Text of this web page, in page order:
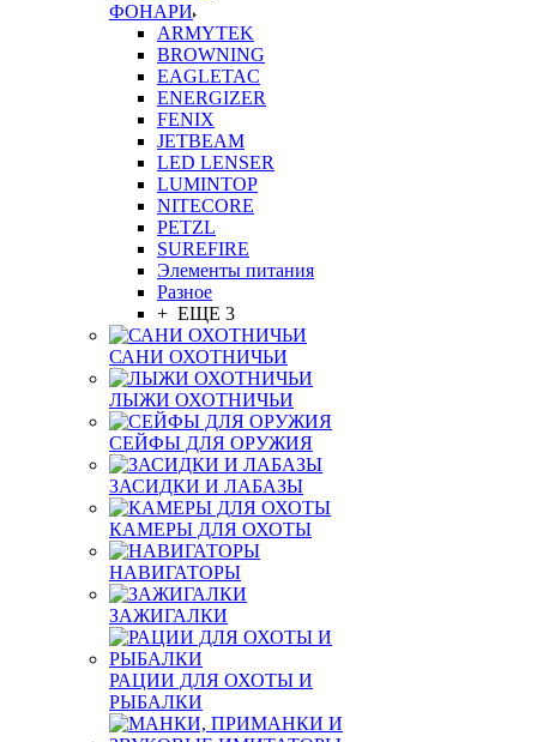
ФОНАРИ
ARMYTEK
BROWNING
EAGLETAC
ENERGIZER
FENIX
JETBEAM
LED LENSER
LUMINTOP
NITECORE
PETZL
SUREFIRE
Элементы питания
Разное
+ ЕЩЕ 3
САНИ ОХОТНИЧЬИ
ЛЫЖИ ОХОТНИЧЬИ
СЕЙФЫ ДЛЯ ОРУЖИЯ
ЗАСИДКИ И ЛАБАЗЫ
КАМЕРЫ ДЛЯ ОХОТЫ
НАВИГАТОРЫ
ЗАЖИГАЛКИ
РАЦИИ ДЛЯ ОХОТЫ И
РЫБАЛКИ